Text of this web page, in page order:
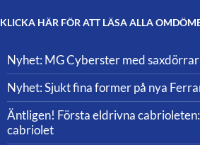
KLICKA HÄR FÖR ATT LÄSA ALLA
Nyhet: MG Cyberster med
Nyhet: Sjukt fina former på nya
Äntligen! Första eldrivna
cabriolet